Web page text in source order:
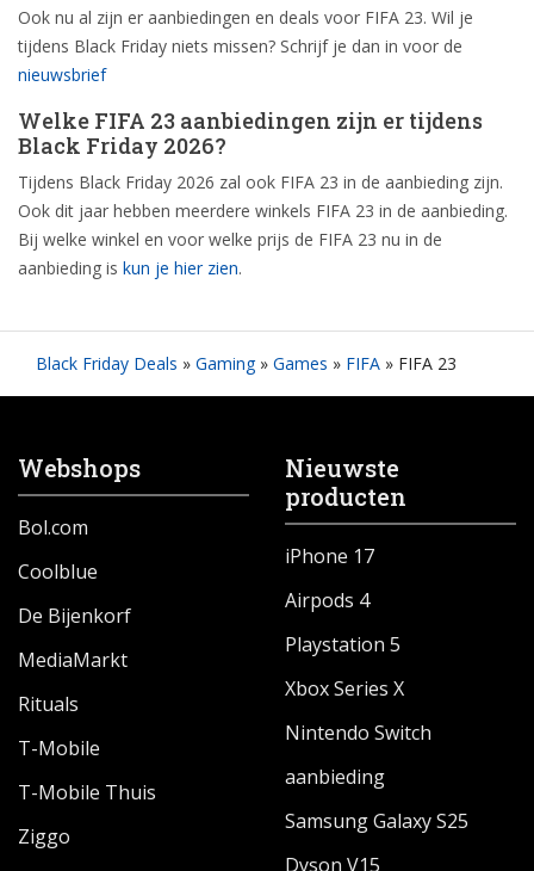
Ook nu al zijn er aanbiedingen en deals voor FIFA 23. Wil je
tijdens Black Friday niets missen? Schrijf je dan in voor de
nieuwsbrief
Welke FIFA 23 aanbiedingen zijn er tijdens
Black Friday 2026?
Tijdens Black Friday 2026 zal ook FIFA 23 in de aanbieding zijn.
Ook dit jaar hebben meerdere winkels FIFA 23 in de aanbieding.
Bij welke winkel en voor welke prijs de FIFA 23 nu in de
aanbieding is kun je hier zien.
Black Friday Deals » Gaming» Games » FIFA » FIFA 23
Webshops
Bol.com
Coolblue
De Bijenkorf
MediaMarkt
Rituals
T-Mobile
T-Mobile Thuis
Ziggo
Nieuwste
producten
iPhone 17
Airpods 4
Playstation 5
Xbox Series X
Nintendo Switch
aanbieding
Samsung Galaxy S25
Dyson V15